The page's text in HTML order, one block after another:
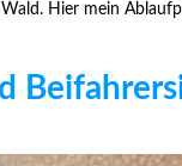
Hier mein